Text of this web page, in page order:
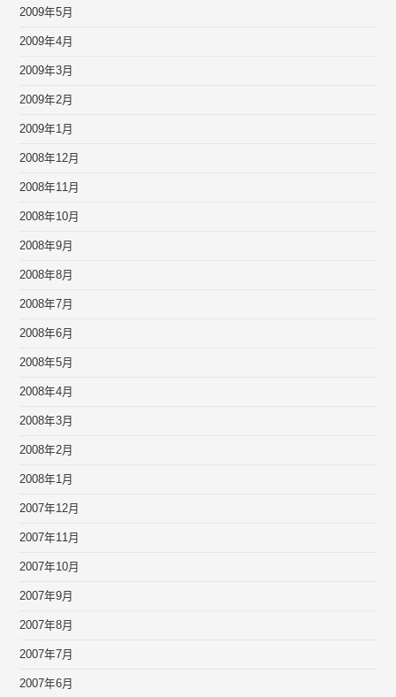
2009年5月
2009年4月
2009年3月
2009年2月
2009年1月
2008年12月
2008年11月
2008年10月
2008年9月
2008年8月
2008年7月
2008年6月
2008年5月
2008年4月
2008年3月
2008年2月
2008年1月
2007年12月
2007年11月
2007年10月
2007年9月
2007年8月
2007年7月
2007年6月